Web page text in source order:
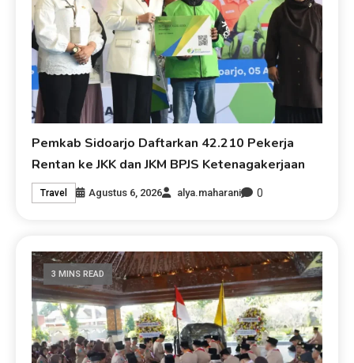
Pemkab Sidoarjo Daftarkan 42.210 Pekerja
Rentan ke JKK dan JKM BPJS Ketenagakerjaan
Travel Agustus 6, 2026 alya.maharani 0
3 MINS READ